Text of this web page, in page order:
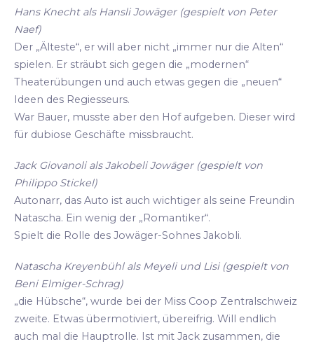
Hans Knecht als Hansli Jowäger (gespielt von Peter
Naef)
Der „Älteste“, er will aber nicht „immer nur die Alten“
spielen. Er sträubt sich gegen die „modernen“
Theaterübungen und auch etwas gegen die „neuen“
Ideen des Regiesseurs.
War Bauer, musste aber den Hof aufgeben. Dieser wird
für dubiose Geschäfte missbraucht.
Jack Giovanoli als Jakobeli Jowäger (gespielt von
Philippo Stickel)
Autonarr, das Auto ist auch wichtiger als seine Freundin
Natascha. Ein wenig der „Romantiker“.
Spielt die Rolle des Jowäger-Sohnes Jakobli.
Natascha Kreyenbühl als Meyeli und Lisi (gespielt von
Beni Elmiger-Schrag)
„die Hübsche“, wurde bei der Miss Coop Zentralschweiz
zweite. Etwas übermotiviert, übereifrig. Will endlich
auch mal die Hauptrolle. Ist mit Jack zusammen, die